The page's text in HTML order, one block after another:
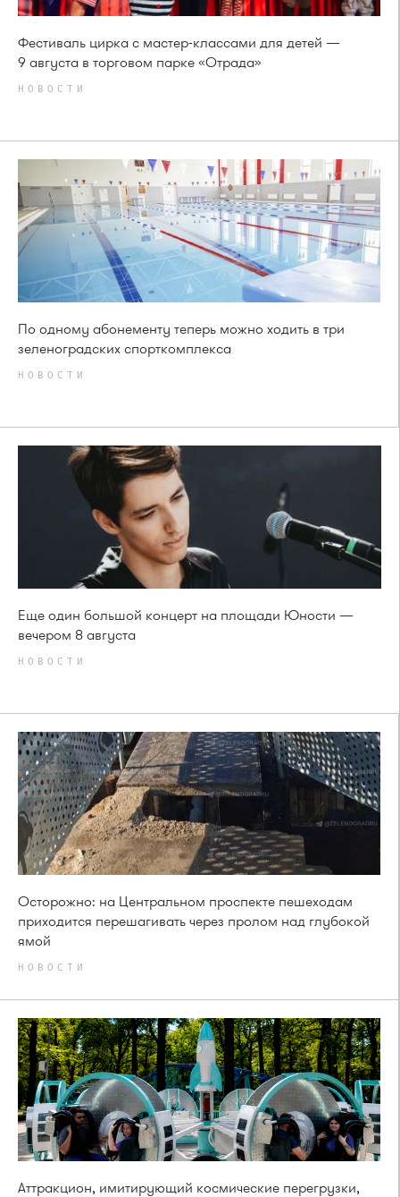
Фестиваль цирка с мастер-классами для детей —
9 августа в торговом парке «Отрада»
НОВОСТИ
По одному абонементу теперь можно ходить в три
зеленоградских спорткомплекса
НОВОСТИ
Еще один большой концерт на площади Юности —
вечером 8 августа
НОВОСТИ
Осторожно: на Центральном проспекте пешеходам
приходится перешагивать через пролом над глубокой
ямой
НОВОСТИ
Аттракцион, имитирующий космические перегрузки,